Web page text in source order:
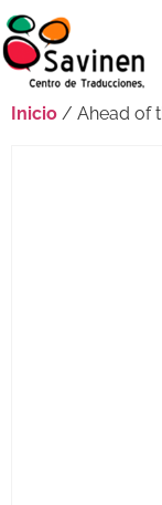
Inicio / Ahead of